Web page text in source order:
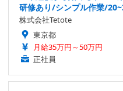
研修あり/シンプル作業/
株式会社Tetote
東京都
月給35万円～50万円
正社員